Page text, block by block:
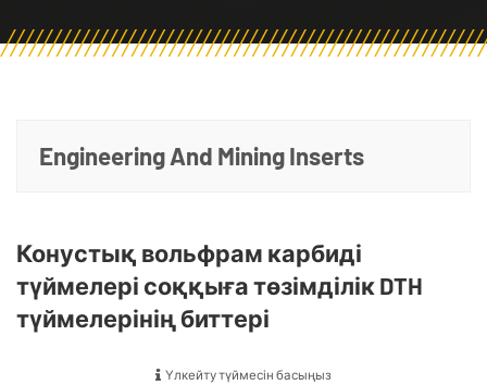
Engineering And Mining Inserts
Конустық вольфрам карбиді
түймелері соққыға төзімділік DTH
түймелерінің биттері
Үлкейту түймесін басыңыз